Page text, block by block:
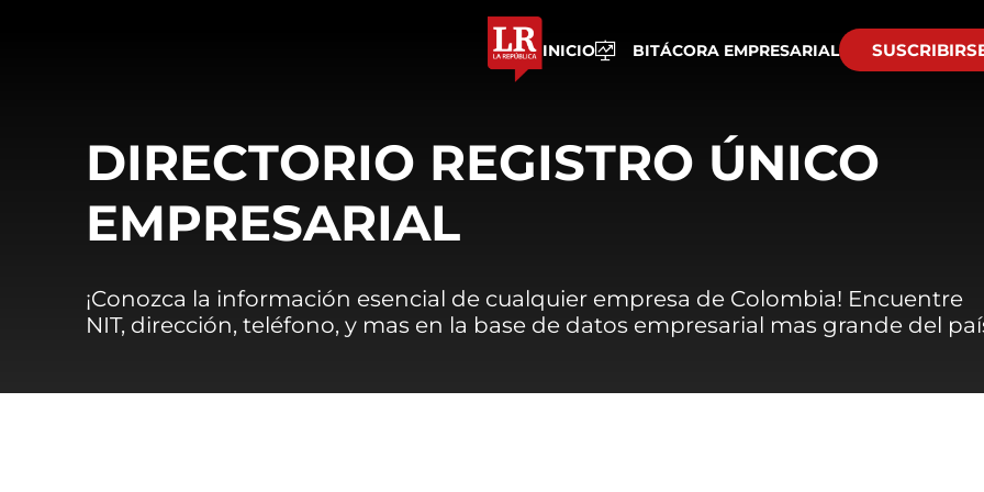
INICIO BITÁCORA EMPRESARIAL
DIRECTORIO REGISTRO ÚNICO
EMPRESARIAL
¡Conozca la información esencial de cualquier empresa de Colombia! Encuentre
NIT, dirección, teléfono, y mas en la base de datos empresarial mas grande del